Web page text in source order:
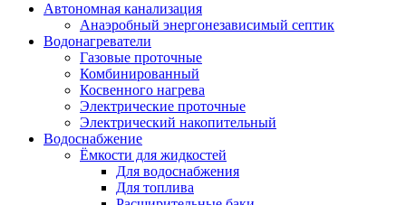
Автономная канализация
Анаэробный энергонезависимый септик
Водонагреватели
Газовые проточные
Комбинированный
Косвенного нагрева
Электрические проточные
Электрический накопительный
Водоснабжение
Ёмкости для жидкостей
Для водоснабжения
Для топлива